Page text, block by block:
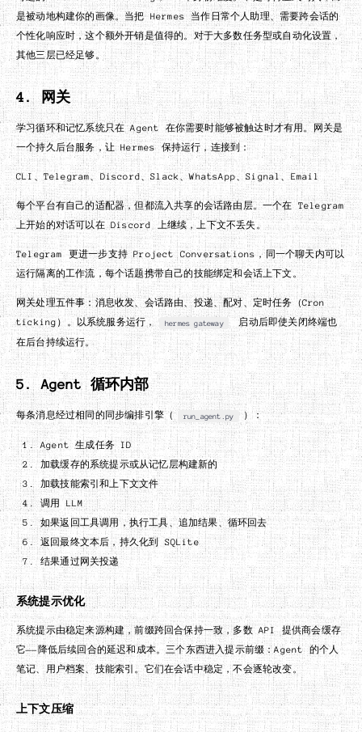
是被动地构建你的画像。当把 Hermes 当作日常个人助理、需要跨会话的
个性化响应时，这个额外开销是值得的。对于大多数任务型或自动化设置，
其他三层已经足够。
4. 网关
学习循环和记忆系统只在 Agent 在你需要时能够被触达时才有用。网关是
一个持久后台服务，让 Hermes 保持运行，连接到：
CLI、Telegram、Discord、Slack、WhatsApp、Signal、Email
每个平台有自己的适配器，但都流入共享的会话路由层。一个在 Telegram
上开始的对话可以在 Discord 上继续，上下文不丢失。
Telegram 更进一步支持 Project Conversations，同一个聊天内可以
运行隔离的工作流，每个话题携带自己的技能绑定和会话上下文。
网关处理五件事：消息收发、会话路由、投递、配对、定时任务（Cron
ticking）。以系统服务运行，
hermes gateway 启动后即使关闭终端也
在后台持续运行。
5. Agent 循环内部
每条消息经过相同的同步编排引擎（ run_agent.py ）：
Agent 生成任务 ID
加载缓存的系统提示或从记忆层构建新的
加载技能索引和上下文文件
调用 LLM
如果返回工具调用，执行工具、追加结果、循环回去
返回最终文本后，持久化到 SQLite
结果通过网关投递
系统提示优化
系统提示由稳定来源构建，前缀跨回合保持一致，多数 API 提供商会缓存
它——降低后续回合的延迟和成本。三个东西进入提示前缀：Agent 的个人
笔记、用户档案、技能索引。它们在会话中稳定，不会逐轮改变。
上下文压缩